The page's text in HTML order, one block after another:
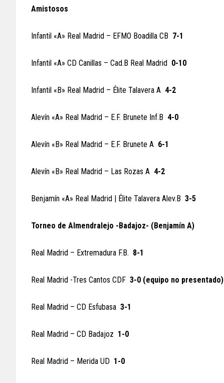
Amistosos
Infantil «A» Real Madrid – EFMO Boadilla CB 7-1
Infantil «A» CD Canillas – Cad.B Real Madrid 0-10
Infantil «B» Real Madrid – Élite Talavera A 4-2
Alevín «A» Real Madrid – E.F. Brunete Inf.B 4-0
Alevín «B» Real Madrid – E.F. Brunete A 6-1
Alevín «B» Real Madrid – Las Rozas A 4-2
Benjamín «A» Real Madrid | Élite Talavera Alev.B 3-5
Torneo de Almendralejo -Badajoz- (Benjamín A)
Real Madrid – Extremadura F.B. 8-1
Real Madrid -Tres Cantos CDF 3-0 (equipo no presentado)
Real Madrid – CD Esfubasa 3-1
Real Madrid – CD Badajoz 1-0
Real Madrid – Merida UD 1-0